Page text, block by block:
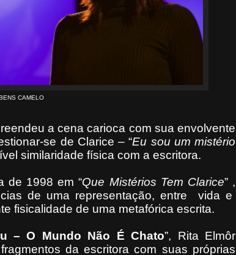
CAMELO
a cena carioca com sua envolvente
se de Clarice – “Eu sou um mistério
similaridade física com a escritora.
de 1998 em “Que Mistérios Tem Clarice” ,
de uma representação, entre
vida e
fisicalidade de uma metafórica escrita.
– O Mundo Não É Chato”, Rita Elmôr
da escritora com suas próprias